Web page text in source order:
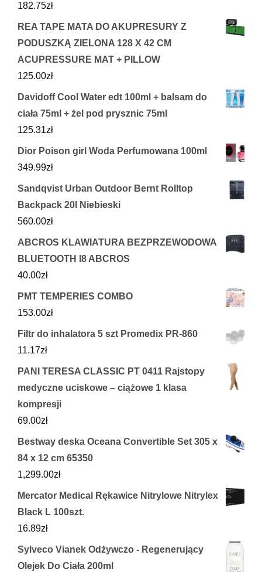
182.75zł
REA TAPE MATA DO AKUPRESURY Z
PODUSZKĄ ZIELONA 128 X 42 CM
ACUPRESSURE MAT + PILLOW
125.00zł
Davidoff Cool Water edt 100ml + balsam do
ciała 75ml + żel pod prysznic 75ml
125.31zł
Dior Poison girl Woda Perfumowana 100ml
349.99zł
Sandqvist Urban Outdoor Bernt Rolltop
Backpack 20l Niebieski
560.00zł
ABCROS KLAWIATURA BEZPRZEWODOWA
BLUETOOTH I8 ABCROS
40.00zł
PMT TEMPERIES COMBO
153.00zł
Filtr do inhalatora 5 szt Promedix PR-860
11.17zł
PANI TERESA CLASSIC PT 0411 Rajstopy
medyczne uciskowe – ciążowe 1 klasa
kompresji
69.00zł
Bestway deska Oceana Convertible Set 305 x
84 x 12 cm 65350
1,299.00zł
Mercator Medical Rękawice Nitrylowe Nitrylex
Black L 100szt.
16.89zł
Sylveco Vianek Odżywczo - Regenerujący
Olejek Do Ciała 200ml